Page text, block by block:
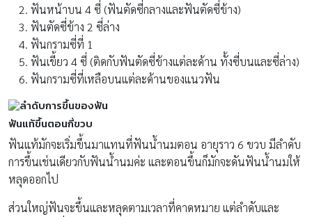
ฟันหน้าบน 4 ซี่ (ฟันตัดซี่กลางและฟันตัดซี่ข้าง)
ฟันตัดซี่ข้าง 2 ซี่ล่าง
ฟันกรามซี่ที่ 1
ฟันเขี้ยว 4 ซี่ (ติดกับฟันตัดซี่ข้างแต่ละด้าน ทั้งซี่บนและซี่ล่าง)
ฟันกรามซี่ที่เหลือบนแต่ละด้านของแนวฟัน
ฟันแท้ขึ้นตอนกี่ขวบ
ฟันแท้มักจะเริ่มขึ้นมาแทนที่ฟันน้ำนมตอน อายุราว 6 ขวบ มีลำดับ
การขึ้นเช่นเดียวกับฟันน้ำนมค่ะ และตอนขึ้นก็มักจะดันฟันน้ำนมให้
หลุดออกไป
ส่วนใหญ่ฟันจะขึ้นและหลุดตามเวลาที่คาดหมาย แต่ลำดับและ